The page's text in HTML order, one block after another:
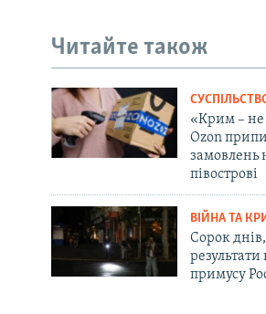
Читайте також
«Крим – не
Ozon
замовлень
півострові
ВІЙНА ТА
Сорок
результати
примусу